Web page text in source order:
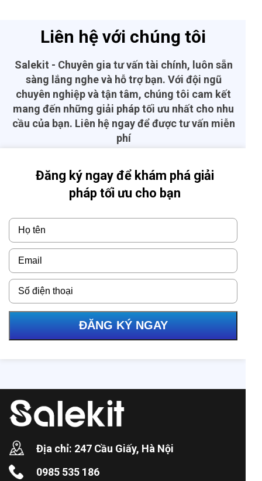
Liên hệ với chúng tôi
Salekit - Chuyên gia tư vấn tài chính, luôn sẵn
sàng lắng nghe và hỗ trợ bạn. Với đội ngũ
chuyên nghiệp và tận tâm, chúng tôi cam kết
mang đến những giải pháp tối ưu nhất cho nhu
cầu của bạn. Liên hệ ngay để được tư vấn miễn
phí
Đăng ký ngay để khám phá giải
pháp tối ưu cho bạn
ĐĂNG KÝ NGAY
Địa chỉ: 247 Cầu Giấy, Hà Nội
0985 535 186